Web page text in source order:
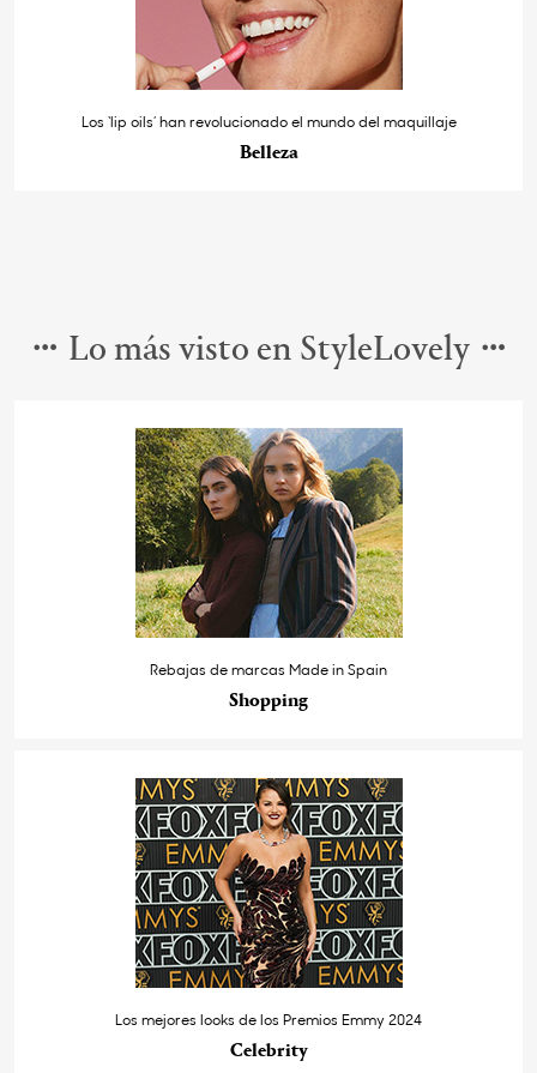
Los ‘lip oils’ han revolucionado el mundo del maquillaje
Belleza
Lo más visto en StyleLovely
Rebajas de marcas Made in Spain
Shopping
Los mejores looks de los Premios Emmy 2024
Celebrity